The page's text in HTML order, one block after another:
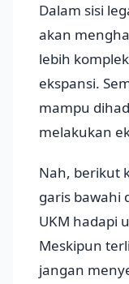
Dalam sisi
akan
lebih
ekspansi.
mampu
melakukan
Nah, berikut
garis bawahi
UKM hadapi
Meskipun
jangan